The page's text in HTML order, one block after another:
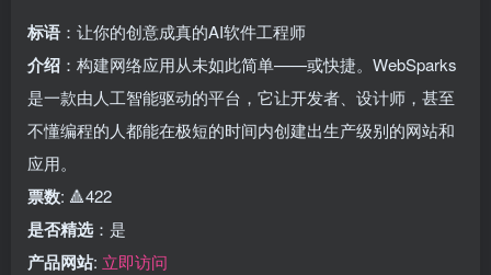
标语 ：让你的创意成真的AI软件工程师
介绍 ：构建网络应用从未如此简单——或快捷。WebSparks
是一款由人工智能驱动的平台，它让开发者、设计师，甚至
不懂编程的人都能在极短的时间内创建出生产级别的网站和
应用。
票数: 🔺422
是否精选 ：是
产品网站: 立即访问